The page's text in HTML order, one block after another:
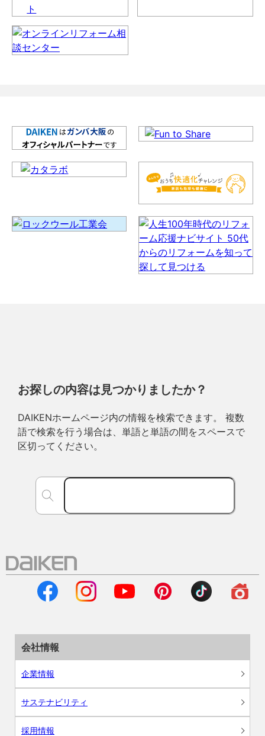
お探しの内容は見つかりましたか？
DAIKENホームページ内の情報を検索できます。 複数
語で検索を行う場合は、単語と単語の間をスペースで
区切ってください。
会社情報
企業情報
サステナビリティ
採用情報